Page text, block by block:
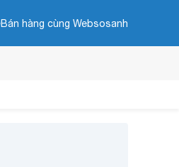
Bán hàng cùng Websosanh